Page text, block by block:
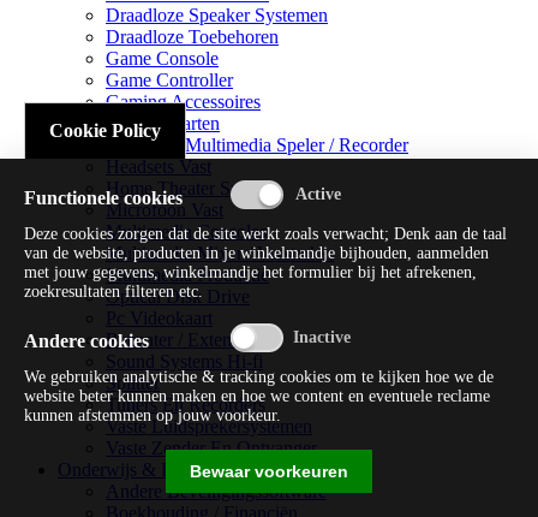
Draadloze Speaker Systemen
Draadloze Toebehoren
Game Console
Game Controller
Gaming Accessoires
Geluidskaarten
Handheld Multimedia Speler / Recorder
Headsets Vast
Home Theater Systems
Microfoon Vast
Multimedia Consoles
Multimedia Mixer / Versterker
Multimedia Productie
Optical Disk Drive
Pc Videokaart
Repeater / Extender
Sound Systems Hi-fi
Splitter
Tuners En Recorders
Vaste Luidsprekersystemen
Vaste Zender En Ontvanger
Onderwijs & Recreatie
Andere Beveiligingssoftware
Cookie Policy
Functionele cookies
Deze cookies zorgen dat de site werkt zoals verwacht; Denk aan de taal
van de website, producten in je winkelmandje bijhouden, aanmelden
met jouw gegevens, winkelmandje het formulier bij het afrekenen,
zoekresultaten filteren etc.
Andere cookies
We gebruiken analytische & tracking cookies om te kijken hoe we de
website beter kunnen maken en hoe we content en eventuele reclame
kunnen afstemmen op jouw voorkeur.
Bewaar voorkeuren